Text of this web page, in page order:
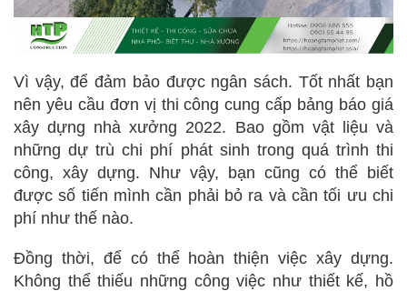
Vì vậy, để đảm bảo được ngân sách. Tốt nhất bạn
nên yêu cầu đơn vị thi công cung cấp bảng báo giá
xây dựng nhà xưởng 2022. Bao gồm vật liệu và
những dự trù chi phí phát sinh trong quá trình thi
công, xây dựng. Như vậy, bạn cũng có thể biết
được số tiến mình cần phải bỏ ra và cần tối ưu chi
phí như thế nào.
Đồng thời, để có thể hoàn thiện việc xây dựng.
Không thể thiếu những công việc như thiết kế, hồ